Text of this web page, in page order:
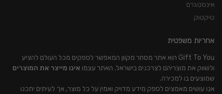
אינסטגרם
טיקטוק
אחריות משפטית
Gift To You הוא אתר מסחר מקוון המאפשר לספקים מכל העולם להציע
ולשווק את מוצריהם לצרכנים בישראל. האתר עצמו אינו מייצר את המוצרים
שמוצעים בו למכירה.
אנו עושים מאמצים לספק מידע מדויק ואמין על כל מוצר, אך לעיתים יתכנו